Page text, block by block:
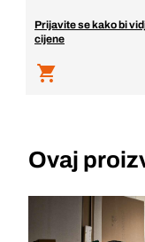
Prijavite se kako bi
cijene
Ovaj